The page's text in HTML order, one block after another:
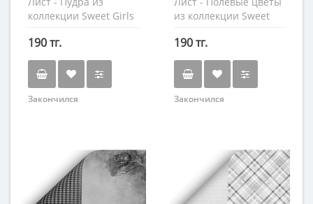
коллекции Sweet Girls
190 тг.
Закончился
из коллекции Sweet
190 тг.
Закончился